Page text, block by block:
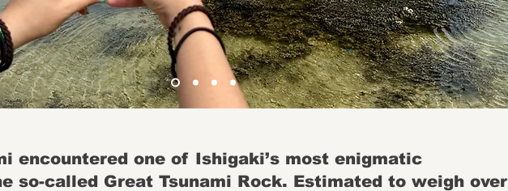
encountered one of Ishigaki’s most enigmatic
so-called Great Tsunami Rock. Estimated to weigh over